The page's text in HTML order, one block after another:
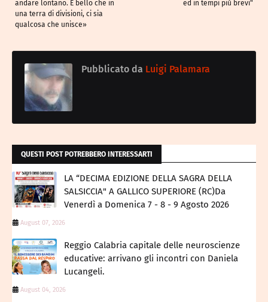
ed in tempi più brevi"
andare lontano. È bello che in
una terra di divisioni, ci sia
qualcosa che unisce»
Pubblicato da Luigi Palamara
QUESTI POST POTREBBERO INTERESSARTI
LA “DECIMA EDIZIONE DELLA SAGRA DELLA
SALSICCIA" A GALLICO SUPERIORE (RC)Da
Venerdì a Domenica 7 - 8 - 9 Agosto 2026
August 07, 2026
Reggio Calabria capitale delle neuroscienze
educative: arrivano gli incontri con Daniela
Lucangeli.
August 04, 2026